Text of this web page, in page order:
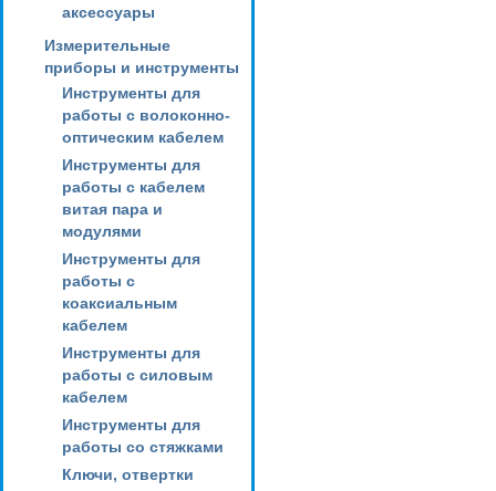
аксессуары
Измерительные
приборы и инструменты
Инструменты для
работы с волоконно-
оптическим кабелем
Инструменты для
работы с кабелем
витая пара и
модулями
Инструменты для
работы с
коаксиальным
кабелем
Инструменты для
работы с силовым
кабелем
Инструменты для
работы со стяжками
Ключи, отвертки